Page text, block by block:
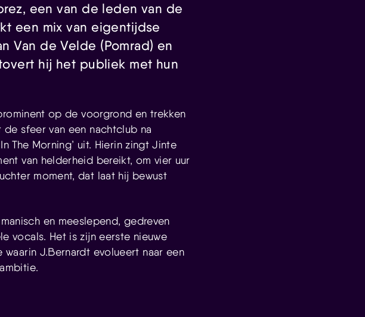
een van de leden van de
een mix van eigentijdse
Van de Velde (Pomrad) en
hij het publiek met hun
op de voorgrond en trekken
sfeer van een nachtclub na
The Morning’ uit. Hierin zingt Jinte
van helderheid bereikt, om vier uur
moment, dat laat hij bewust
en meeslepend, gedreven
vocals. Het is zijn eerste nieuwe
J.Bernardt evolueert naar een